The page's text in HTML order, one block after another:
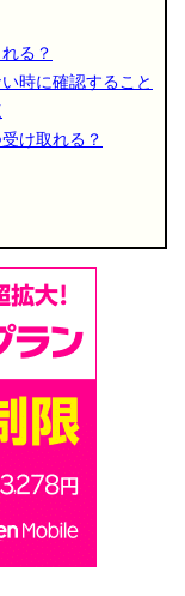
る？
時に確認すること
け取れる？